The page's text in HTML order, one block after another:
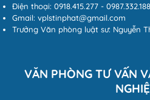
Điện thoại: 0918.415.277 -
Gmail: vplstinphat@gmail.com
Trưởng Văn phòng luật sư: Nguyễn
VĂN PHÒNG TƯ VẤN